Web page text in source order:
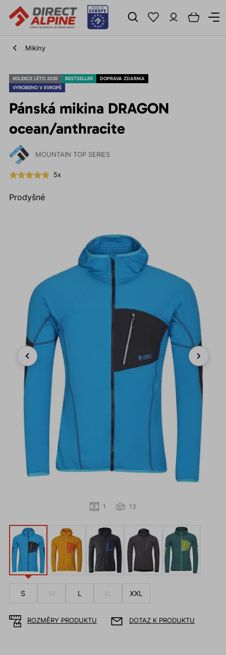
Mikiny
KOLEKCE LÉTO 2026 BESTSELLER
DOPRAVA ZDARMA
VYROBENO V EVROPĚ
Pánská mikina DRAGON
ocean/anthracite
MOUNTAIN TOP SERIES
5x
Prodyšné
Previous Next
1 13
S M L XL XXL
ROZMĚRY PRODUKTU DOTAZ K PRODUKTU